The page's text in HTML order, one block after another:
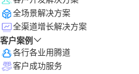
全场景解决方案
全渠道增长解决方案
客户案例
各行各业用腾道
客户成功服务